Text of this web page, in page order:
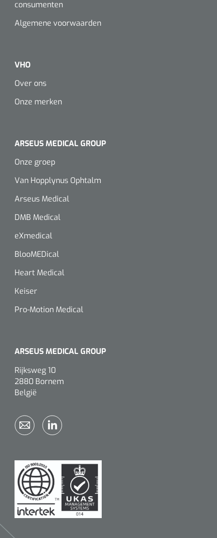
consumenten
Algemene voorwaarden
VHO
Over ons
Onze merken
ARSEUS MEDICAL GROUP
Onze groep
Van Hopplynus Ophtalm
Arseus Medical
DMB Medical
eXmedical
BlooMEDical
Heart Medical
Keiser
Pro-Motion Medical
ARSEUS MEDICAL GROUP
Rijksweg 10
2880 Bornem
België